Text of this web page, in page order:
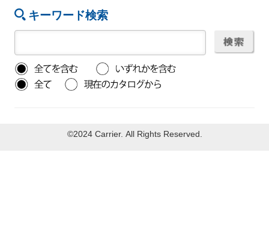
キーワード検索
©2024 Carrier. All Rights Reserved.